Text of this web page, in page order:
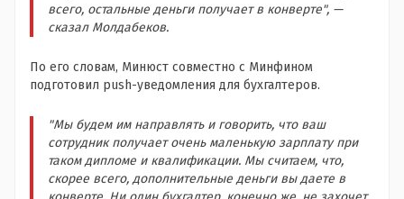
всего, остальные деньги получает в конверте", —
сказал Молдабеков.
По его словам, Минюст совместно с Минфином
подготовил push-уведомления для бухгалтеров.
"Мы будем им направлять и говорить, что ваш
сотрудник получает очень маленькую зарплату при
таком дипломе и квалификации. Мы считаем, что,
скорее всего, дополнительные деньги вы даете в